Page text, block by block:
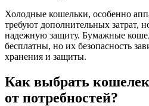
Холодные кошельки, особенно
требуют дополнительных затрат,
надежную защиту. Бумажные
бесплатны, но их безопасность
хранения и защиты.
Как выбрать
от потребностей?